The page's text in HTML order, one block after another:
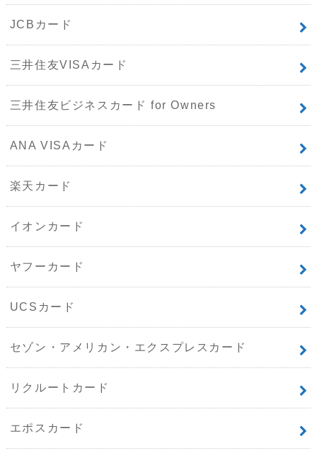
JCBカード
三井住友VISAカード
三井住友ビジネスカード for Owners
ANA VISAカード
楽天カード
イオンカード
ヤフーカード
UCSカード
セゾン・アメリカン・エクスプレスカード
リクルートカード
エポスカード